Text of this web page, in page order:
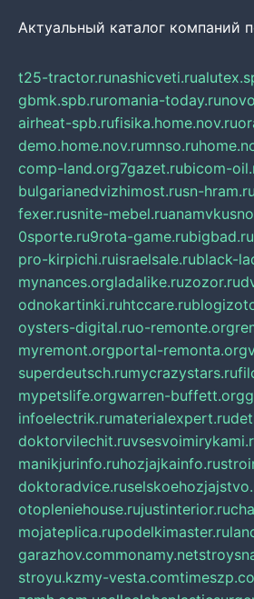
Актуальный каталог компаний
t25-tractor.runashicveti.ru
gbmk.spb.ruromania-today.ru
airheat-spb.rufisika.home.nov.ru
demo.home.nov.rumnso.ru
comp-land.org7gazet.rubicom-
bulgarianedvizhimost.rusn-hram.ru
fexer.rusnite-mebel.ru
0sporte.ru9rota-game.rubigbad.ru
pro-kirpichi.ruisraelsale.rublack-
mynances.orgladalike.ruzozor.ru
odnokartinki.ruhtccare.ru
oysters-digital.ruo-remonte.org
myremont.orgportal-remonta.org
superdeutsch.rumycrazystars.ru
mypetslife.orgwarren-buffett.org
infoelectrik.rumaterialexpert.ru
doktorvilechit.ru
manikjurinfo.ruhozjajkainfo.ru
doktoradvice.ru
otopleniehouse.rujustinterior.ru
mojateplica.rupodelkimaster.ru
garazhov.commonamy.net
stroyu.kzmy-vesta.com